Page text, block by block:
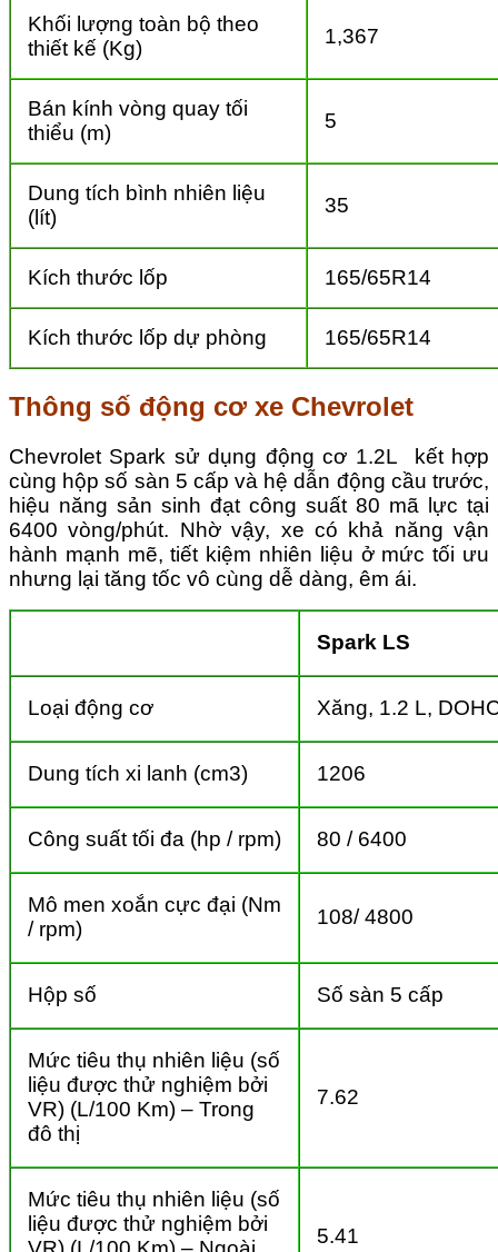
Khối lượng toàn bộ theo
thiết kế (Kg)
1,367
Bán kính vòng quay tối
thiểu (m)
5
Dung tích bình nhiên liệu
(lít)
35
Kích thước lốp 165/65R14
Kích thước lốp dự phòng 165/65R14
Thông số động cơ xe Chevrolet
Chevrolet Spark sử dụng động cơ 1.2L kết hợp
cùng hộp số sàn 5 cấp và hệ dẫn động cầu trước,
hiệu năng sản sinh đạt công suất 80 mã lực tại
6400 vòng/phút. Nhờ vậy, xe có khả năng vận
hành mạnh mẽ, tiết kiệm nhiên liệu ở mức tối ưu
nhưng lại tăng tốc vô cùng dễ dàng, êm ái.
Spark LS
Loại động cơ Xăng, 1.2 L,
Dung tích xi lanh (cm3) 1206
Công suất tối đa (hp / rpm) 80 / 6400
Mô men xoắn cực đại (Nm
/ rpm)
108/ 4800
Hộp số Số sàn 5 cấp
Mức tiêu thụ nhiên liệu (số
liệu được thử nghiệm bởi
VR) (L/100 Km) – Trong
đô thị
7.62
Mức tiêu thụ nhiên liệu (số
liệu được thử nghiệm bởi
5.41